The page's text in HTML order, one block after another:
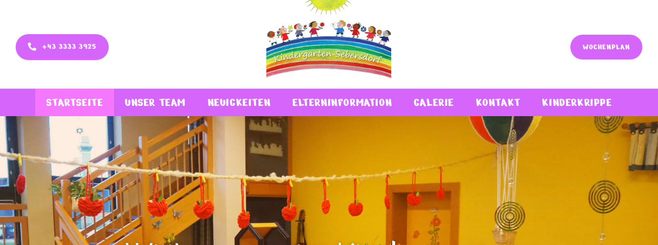
+43 3333 3925 WOCHENPLAN
STARTSEITE UNSER TEAM NEUIGKEITEN ELTERNINFORMATION GALERIE KONTAKT KINDERKRIPPE